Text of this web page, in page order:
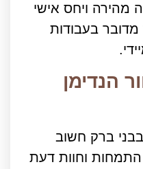
מהירה ויחס אישי
בעבודות
הנדימן
ברק חשוב
התמחות וחוות דעת